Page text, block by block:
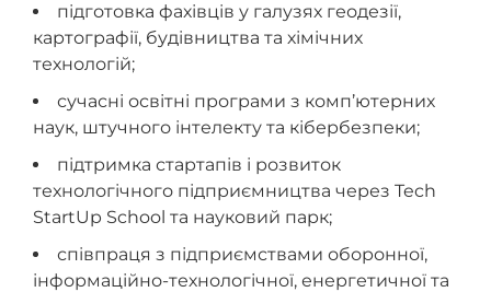
підготовка фахівців у галузях геодезії,
картографії, будівництва та хімічних
технологій;
сучасні освітні програми з комп’ютерних
наук, штучного інтелекту та кібербезпеки;
підтримка стартапів і розвиток
технологічного підприємництва через Tech
StartUp School та науковий парк;
співпраця з підприємствами оборонної,
інформаційно-технологічної, енергетичної та